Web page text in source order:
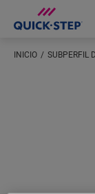
INICIO SUBPERFIL